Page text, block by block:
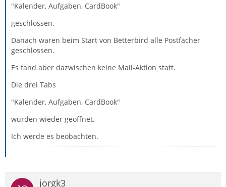
"Kalender, Aufgaben, CardBook"
geschlossen.
Danach waren beim Start von Betterbird alle Postfächer
geschlossen.
Es fand aber dazwischen keine Mail-Aktion statt.
Die drei Tabs
"Kalender, Aufgaben, CardBook"
wurden wieder geöffnet.
Ich werde es beobachten.
jorgk3